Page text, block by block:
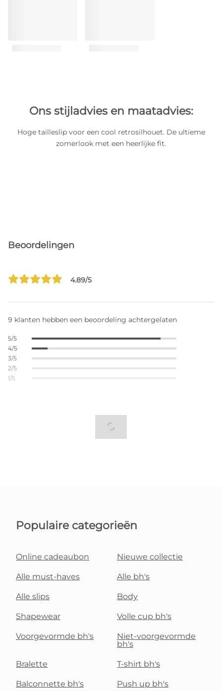
Ons stijladvies en maatadvies:
Hoge tailleslip voor een cool retrosilhouet. De ultieme
zomerlook met een heerlijke fit.
Beoordelingen
4.89/5
9 klanten hebben een beoordeling achtergelaten
5/5
4/5
3/5
2/5
1/5
Populaire categorieën
Online cadeaubon Nieuwe collectie
Alle must-haves Alle bh's
Alle slips Body
Shapewear Volle cup bh's
Voorgevormde bh's
Niet-voorgevormde
bh's
Bralette T-shirt bh's
Balconnette bh's Push up bh's